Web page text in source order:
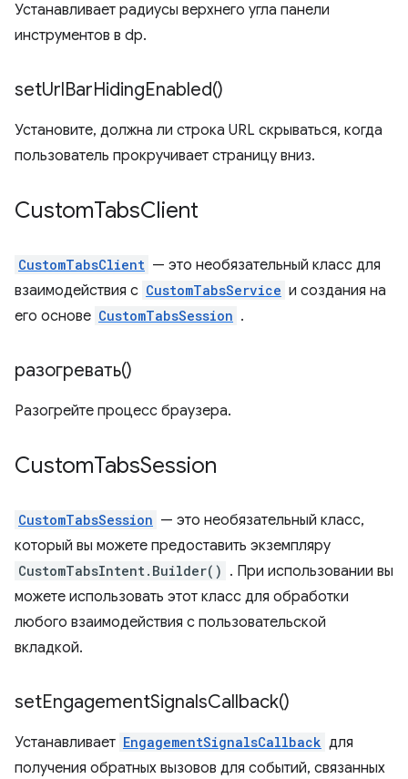
Устанавливает радиусы верхнего угла панели
инструментов в dp.
setUrlBarHidingEnabled()
Установите, должна ли строка URL скрываться, когда
пользователь прокручивает страницу вниз.
CustomTabsClient
CustomTabsClient — это необязательный класс для
взаимодействия с CustomTabsService и создания на
его основе CustomTabsSession .
разогревать()
Разогрейте процесс браузера.
CustomTabsSession
CustomTabsSession — это необязательный класс,
который вы можете предоставить экземпляру
CustomTabsIntent.Builder() . При использовании вы
можете использовать этот класс для обработки
любого взаимодействия с пользовательской
вкладкой.
setEngagementSignalsCallback()
Устанавливает EngagementSignalsCallback для
получения обратных вызовов для событий, связанных